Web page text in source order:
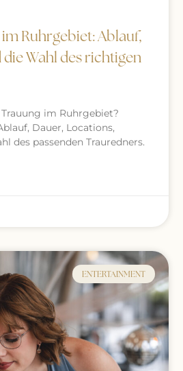
Ruhrgebiet: Ablauf,
Wahl des richtigen
im Ruhrgebiet?
Dauer, Locations,
des passenden Trauredners.
ENTERTAINMENT